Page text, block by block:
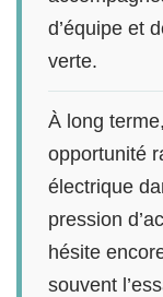
d’équipe et
verte.
À long
opportunité
électrique
pression
hésite
souvent